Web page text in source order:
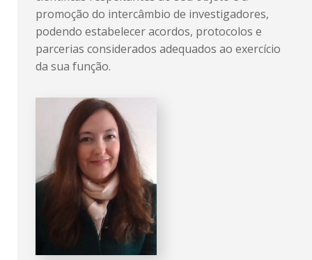
promoção do intercâmbio de investigadores,
podendo estabelecer acordos, protocolos e
parcerias considerados adequados ao exercício
da sua função.